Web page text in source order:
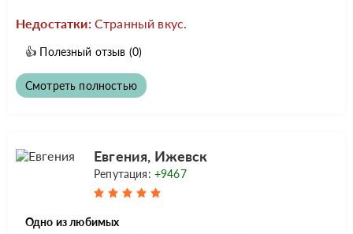
Недостатки: Странный вкус.
👍 Полезный отзыв (0)
Смотреть полностью
Евгения, Ижевск
Репутация: +9467
Одно из любимых